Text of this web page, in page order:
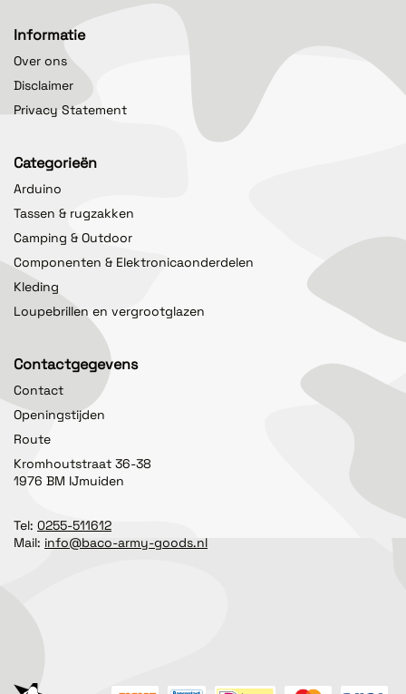
Informatie
Over ons
Disclaimer
Privacy Statement
Categorieën
Arduino
Tassen & rugzakken
Camping & Outdoor
Componenten & Elektronicaonderdelen
Kleding
Loupebrillen en vergrootglazen
Contactgegevens
Contact
Openingstijden
Route
Kromhoutstraat 36-38
1976 BM IJmuiden
Tel: 0255-511612
Mail: info@baco-army-goods.nl